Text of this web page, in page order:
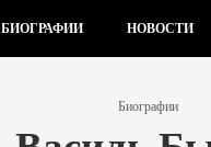
БИОГРАФИИ НОВОСТИ
Биографии